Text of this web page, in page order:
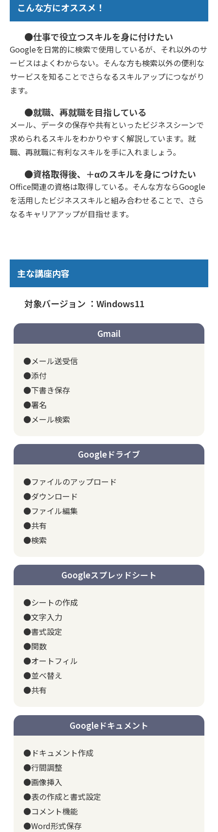
こんな方にオススメ！
●仕事で役立つスキルを身に付けたい
Googleを日常的に検索で使用しているが、それ以外のサ
ービスはよくわからない。そんな方も検索以外の便利な
サービスを知ることでさらなるスキルアップにつながり
ます。
●就職、再就職を目指している
メール、データの保存や共有といったビジネスシーンで
求められるスキルをわかりやすく解説しています。就
職、再就職に有利なスキルを手に入れましょう。
●資格取得後、＋αのスキルを身につけたい
Office関連の資格は取得している。そんな方ならGoogle
を活用したビジネススキルと組み合わせることで、さら
なるキャリアアップが目指せます。
主な講座内容
対象バージョン ：Windows11
Gmail
●メール送受信
●添付
●下書き保存
●署名
●メール検索
Googleドライブ
●ファイルのアップロード
●ダウンロード
●ファイル編集
●共有
●検索
Googleスプレッドシート
●シートの作成
●文字入力
●書式設定
●関数
●オートフィル
●並べ替え
●共有
Googleドキュメント
●ドキュメント作成
●行間調整
●画像挿入
●表の作成と書式設定
●コメント機能
●Word形式保存